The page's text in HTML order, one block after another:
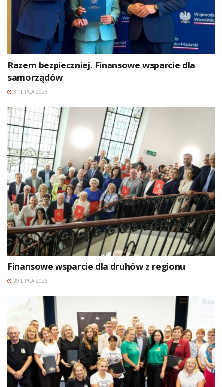
Razem bezpieczniej. Finansowe wsparcie dla
samorządów
31 LIPCA 2026
Finansowe wsparcie dla druhów z regionu
29 LIPCA 2026